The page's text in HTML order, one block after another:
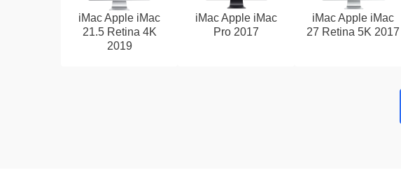
iMac Apple iMac
21.5 Retina 4K
2019
iMac Apple iMac
Pro 2017
iMac Apple iMac
27 Retina 5K 2017